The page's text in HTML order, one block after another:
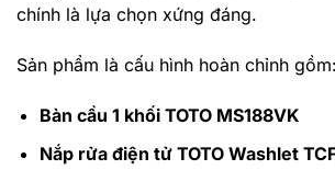
chính là lựa chọn xứng đáng.
Sản phẩm là cấu hình hoàn chỉnh gồm:
Bàn cầu 1 khối TOTO MS188VK
Nắp rửa điện tử TOTO Washlet